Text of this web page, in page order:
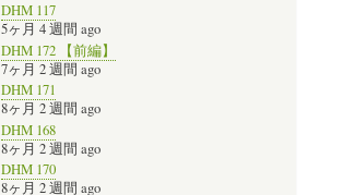
DHM 117
5ヶ月 4 週間 ago
DHM 172 【前編】
7ヶ月 2 週間 ago
DHM 171
8ヶ月 2 週間 ago
DHM 168
8ヶ月 2 週間 ago
DHM 170
8ヶ月 2 週間 ago